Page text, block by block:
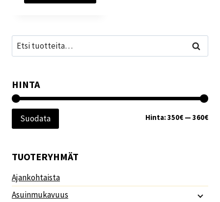
Etsi: Haku
HINTA
Suodata Hinta:350€ — 360€
TUOTERYHMÄT
Ajankohtaista
Asuinmukavuus